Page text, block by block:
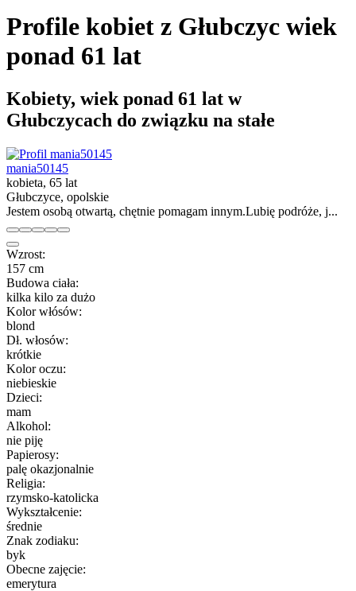
Profile kobiet z Głubczyc wiek
ponad 61 lat
Kobiety, wiek ponad 61 lat w
Głubczycach do związku na stałe
mania50145
kobieta, 65 lat
Głubczyce, opolskie
Jestem osobą otwartą, chętnie pomagam innym.Lubię podróże, j...
Wzrost:
157 cm
Budowa ciała:
kilka kilo za dużo
Kolor włósów:
blond
Dł. włosów:
krótkie
Kolor oczu:
niebieskie
Dzieci:
mam
Alkohol:
nie piję
Papierosy:
palę okazjonalnie
Religia:
rzymsko-katolicka
Wykształcenie:
średnie
Znak zodiaku:
byk
Obecne zajęcie:
emerytura